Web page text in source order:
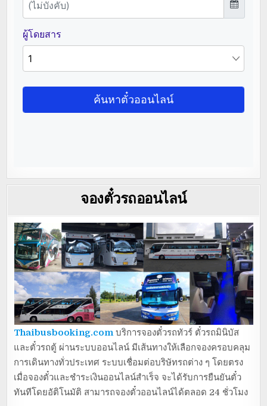
จองตั๋วรถออนไลน์
Thaibusbooking.com บริการจองตั๋วรถทัวร์ ตั๋วรถมินิบัส
และตั๋วรถตู้ ผ่านระบบออนไลน์ มีเส้นทางให้เลือกจองครอบคลุม
การเดินทางทั่วประเทศ ระบบเชื่อมต่อบริษัทรถต่าง ๆ โดยตรง
เมื่อจองตั๋วและชำระเงินออนไลน์สำเร็จ จะได้รับการยืนยันตั๋ว
ทันทีโดยอัติโนมัติ สามารถจองตั๋วออนไลน์ได้ตลอด 24 ชั่วโมง